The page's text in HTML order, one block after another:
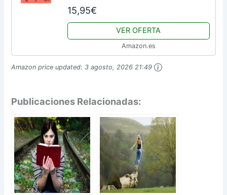
15,95€
VER OFERTA
Amazon.es
Amazon price updated:3 agosto, 2026 21:49
Publicaciones Relacionadas: